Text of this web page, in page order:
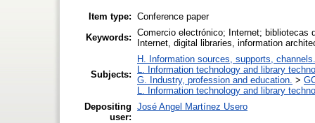
Item type: Conference paper
Keywords: Comercio electrónico; Internet; bibliotecas
Internet, digital libraries, information
Subjects:
H. Information sources, supports, channels.
L. Information technology and library
G. Industry, profession and education. >
L. Information technology and library
Depositing
user:
José Angel Martínez Usero